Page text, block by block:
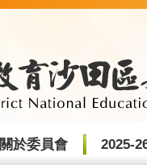
關於委員會 2025-